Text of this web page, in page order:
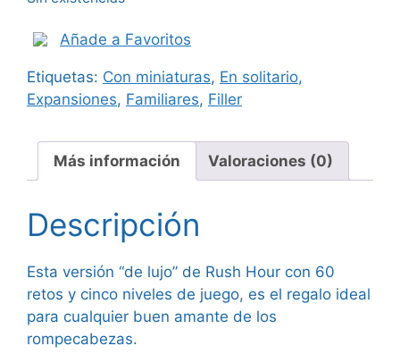
Añade a Favoritos
Etiquetas: Con miniaturas, En solitario,
Expansiones, Familiares, Filler
Más información Valoraciones (0)
Descripción
Esta versión “de lujo” de Rush Hour con 60
retos y cinco niveles de juego, es el regalo ideal
para cualquier buen amante de los
rompecabezas.